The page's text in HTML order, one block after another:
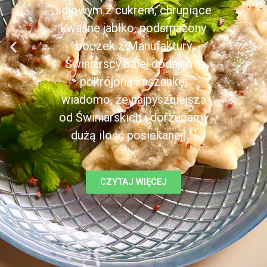
sojowym z cukrem, chrupiące
kwaśne jabłko, podsmażony
boczek z Manufaktury
Świniarscy.Dalej dodajemy
pokrojoną kaszankę,
wiadomo, że najpyszniejsza
od Świniarskich i dorzucamy
dużą ilość posiekanej[...]
CZYTAJ WIĘCEJ